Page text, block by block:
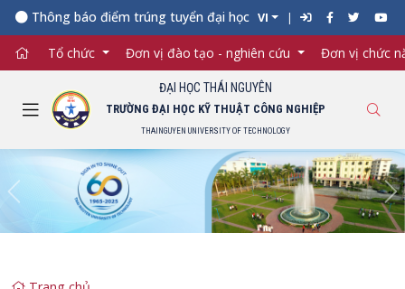
Thông báo điểm trúng tuyển đại học chính quy năm 2026
VI
Tổ chức Đơn vị đào tạo - nghiên cứu Đơn vị chức
ĐẠI HỌC THÁI NGUYÊN
TRƯỜNG ĐẠI HỌC KỸ THUẬT CÔNG NGHIỆP
THAINGUYEN UNIVERSITY OF TECHNOLOGY
Previous